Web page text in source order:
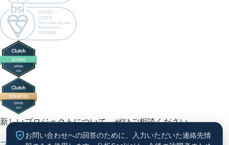
新しいプロジェクトについて、ぜひご相談ください。
お問い合わせへの回答のために、入力いただいた連絡先情